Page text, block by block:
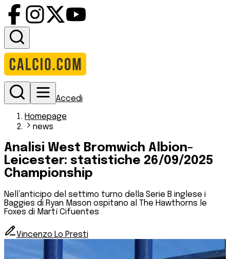
Accedi
Homepage
news
Analisi West Bromwich Albion-
Leicester: statistiche 26/09/2025
Championship
Nell’anticipo del settimo turno della Serie B inglese i
Baggies di Ryan Mason ospitano al The Hawthorns le
Foxes di Martí Cifuentes
Vincenzo Lo Presti